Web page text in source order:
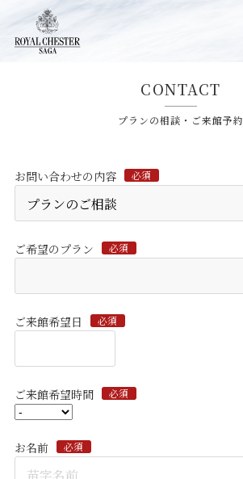
CONTACT
プランの相談・ご来館予約
お問い合わせの内容 必須
ご希望のプラン 必須
ご来館希望日 必須
ご来館希望時間 必須
お名前 必須